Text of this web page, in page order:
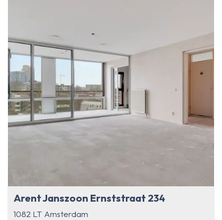
Arent Janszoon Ernststraat 234
1082 LT Amsterdam